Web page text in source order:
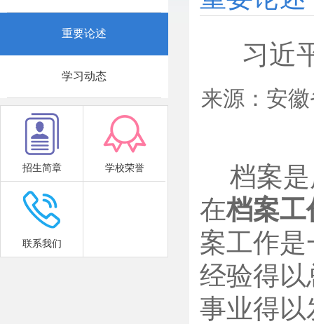
重要论述
学习动态
招生简章 学校荣誉
联系我们
习近
来源：安
档案
在档案工
案工作
经验得
事业得